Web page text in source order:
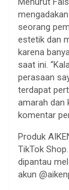
mengadakan
seorang
estetik dan
karena
saat ini.
perasaan
terdapat
amarah dan
komentar
Produk
TikTok
dipantau
akun